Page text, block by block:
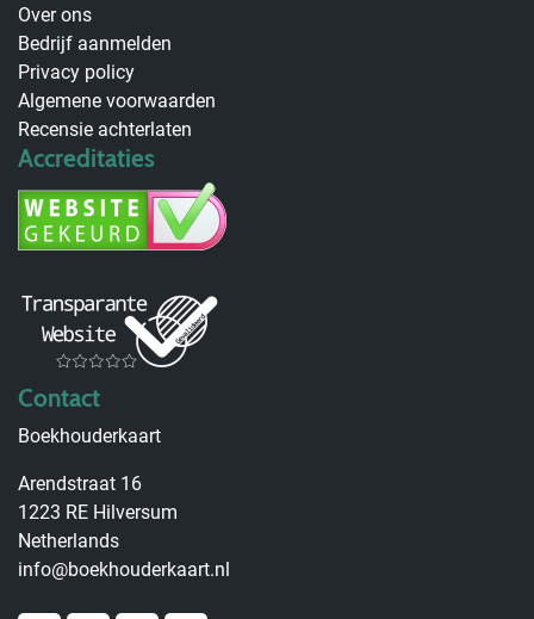
Over ons
Bedrijf aanmelden
Privacy policy
Algemene voorwaarden
Recensie achterlaten
Accreditaties
Contact
Boekhouderkaart
Arendstraat 16
1223 RE Hilversum
Netherlands
info@boekhouderkaart.nl